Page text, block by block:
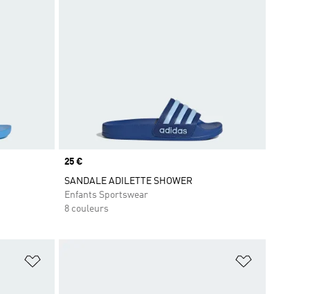
Prix
25 €
SANDALE ADILETTE SHOWER
Enfants Sportswear
8 couleurs